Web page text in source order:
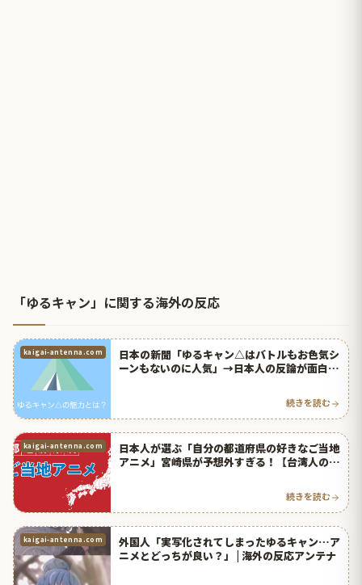
「ゆるキャン」に関する海外の反応
kaigai-antenna.com
日本の新聞「ゆるキャン△はバトルもお色気シ
ーンもないのに人気」→日本人の反論が面白い
続きを読む
kaigai-antenna.com
日本人が選ぶ「自分の都道府県の好きなご当地
アニメ」宮崎県が予想外すぎる！【台湾人の反
続きを読む
kaigai-antenna.com
外国人「実写化されてしまったゆるキャン…ア
ニメとどっちが良い？」 | 海外の反応アンテナ